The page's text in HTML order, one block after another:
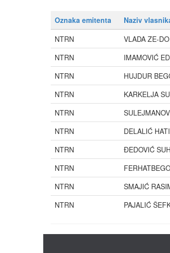
Oznaka emitenta Naziv
NTRN
VLADA ZE-
NTRN
IMAMOVIĆ
NTRN
HUJDUR
NTRN
KARKELJA
NTRN
NTRN
DELALIĆ
NTRN
ĐEDOVIĆ
NTRN
NTRN
SMAJIĆ
NTRN
PAJALIĆ